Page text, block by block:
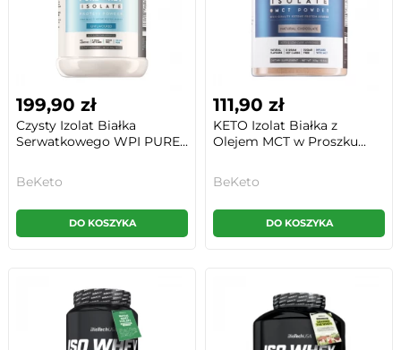
199,90 zł
Czysty Izolat Białka
Serwatkowego WPI PURE...
BeKeto
DO KOSZYKA
111,90 zł
KETO Izolat Białka z
Olejem MCT w Proszku...
BeKeto
DO KOSZYKA